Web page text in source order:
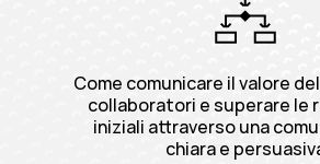
Come comunicare il valore
collaboratori e superare le
iniziali attraverso una
chiara e